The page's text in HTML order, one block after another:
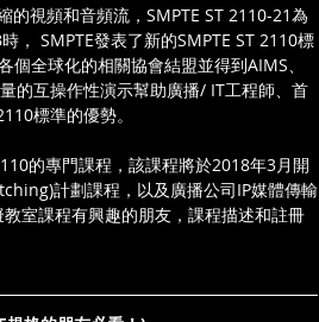
視頻和音頻流，SMPTE ST 2110-21為
， SMPTE發表了新的SMPTE ST 2110標
全球化的相關協會結盟並得到AIMS、
的互操作性演示幫助廣播/ IT工程師、首
標準的優勢。
的專門課程，該課程將於2018年3月開
計劃課程，以及廣播公司IP媒體傳輸
室課程有興趣的朋友，課程描述和註冊